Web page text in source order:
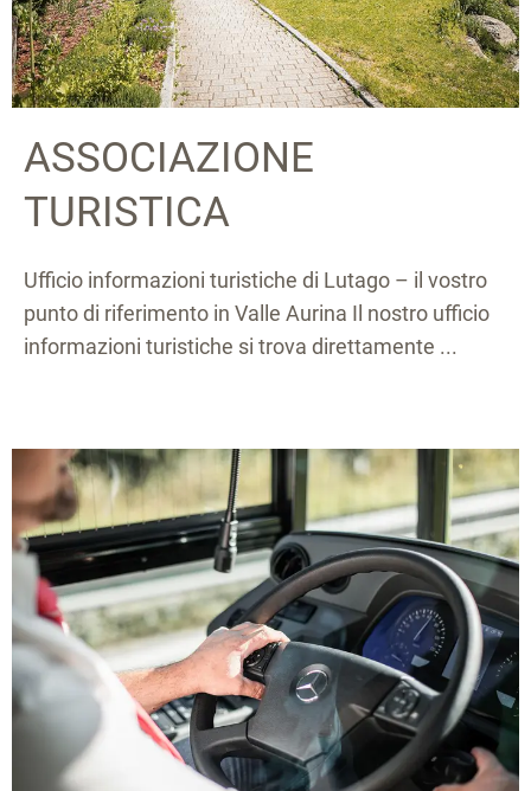
ASSOCIAZIONE
TURISTICA
Ufficio informazioni turistiche di Lutago – il vostro
punto di riferimento in Valle Aurina Il nostro ufficio
informazioni turistiche si trova direttamente ...